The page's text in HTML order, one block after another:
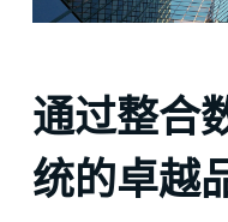
通过整合
统的卓越